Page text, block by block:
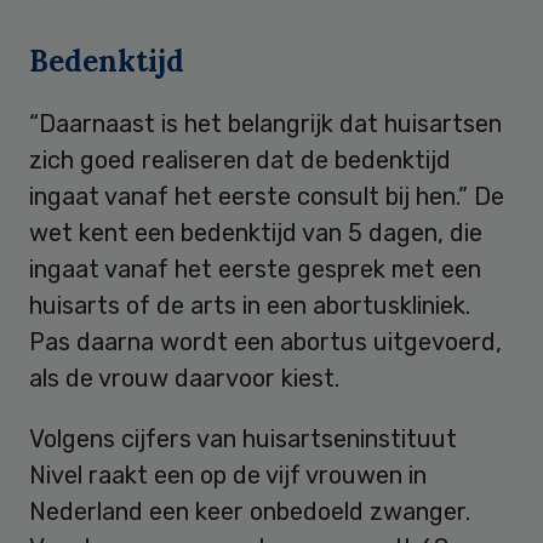
Bedenktijd
“Daarnaast is het belangrijk dat huisartsen
zich goed realiseren dat de bedenktijd
ingaat vanaf het eerste consult bij hen.” De
wet kent een bedenktijd van 5 dagen, die
ingaat vanaf het eerste gesprek met een
huisarts of de arts in een abortuskliniek.
Pas daarna wordt een abortus uitgevoerd,
als de vrouw daarvoor kiest.
Volgens cijfers van huisartseninstituut
Nivel raakt een op de vijf vrouwen in
Nederland een keer onbedoeld zwanger.